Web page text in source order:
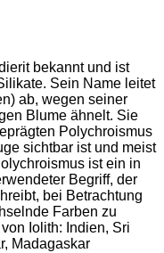
bekannt und ist
Sein Name leitet
ab, wegen seiner
Blume ähnelt. Sie
Polychroismus
sichtbar ist und meist
ist ein in
Begriff, der
bei Betrachtung
Farben zu
Iolith: Indien, Sri
Madagaskar